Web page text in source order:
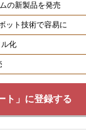
の新製品を発売
ット技術で容易に
化
ト」に登録する